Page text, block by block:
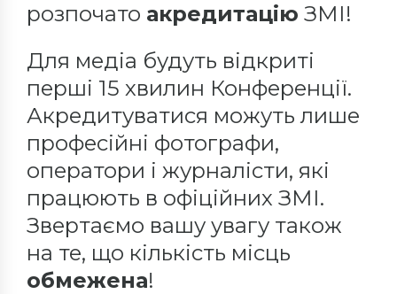
розпочато акредитацію ЗМІ!
Для медіа будуть відкриті
перші 15 хвилин Конференції.
Акредитуватися можуть лише
професійні фотографи,
оператори і журналісти, які
працюють в офіційних ЗМІ.
Звертаємо вашу увагу також
на те, що кількість місць
обмежена!